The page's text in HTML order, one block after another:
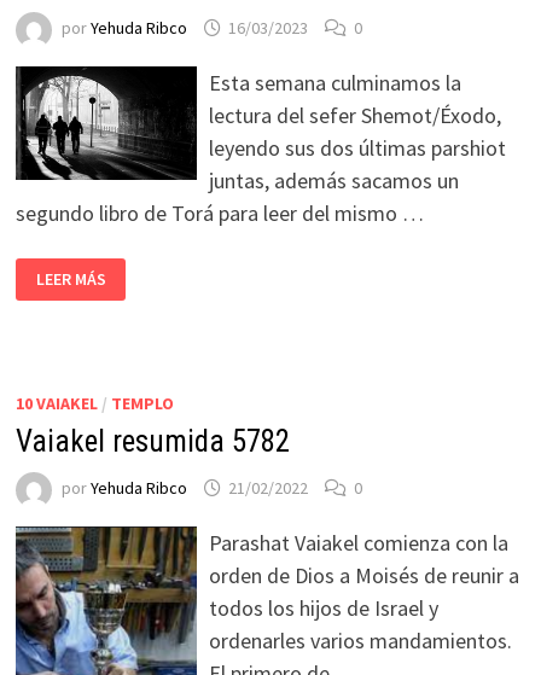
porYehuda Ribco 16/03/2023 0
Esta semana culminamos la
lectura del sefer Shemot/Éxodo,
leyendo sus dos últimas parshiot
juntas, además sacamos un
segundo libro de Torá para leer del mismo …
LEER MÁS
10 VAIAKEL/ TEMPLO
Vaiakel resumida 5782
porYehuda Ribco 21/02/2022 0
Parashat Vaiakel comienza con la
orden de Dios a Moisés de reunir a
todos los hijos de Israel y
ordenarles varios mandamientos.